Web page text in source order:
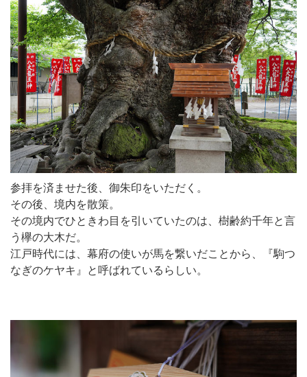
参拝を済ませた後、御朱印をいただく。
その後、境内を散策。
その境内でひときわ目を引いていたのは、樹齢約千年と言
う欅の大木だ。
江戸時代には、幕府の使いが馬を繋いだことから、『駒つ
なぎのケヤキ』と呼ばれているらしい。